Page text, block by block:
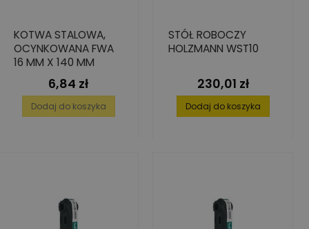
KOTWA STALOWA,
OCYNKOWANA FWA
16 MM X 140 MM
Cena
6,84 zł
Dodaj do koszyka
STÓŁ ROBOCZY
HOLZMANN WST10
Cena
230,01 zł
Dodaj do koszyka